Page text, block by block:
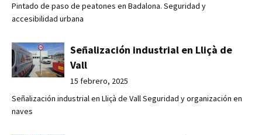
Pintado de paso de peatones en Badalona. Seguridad y
accesibilidad urbana
Señalización industrial en Lliçà de
Vall
15 febrero, 2025
Señalización industrial en Lliçà de Vall Seguridad y organización en
naves